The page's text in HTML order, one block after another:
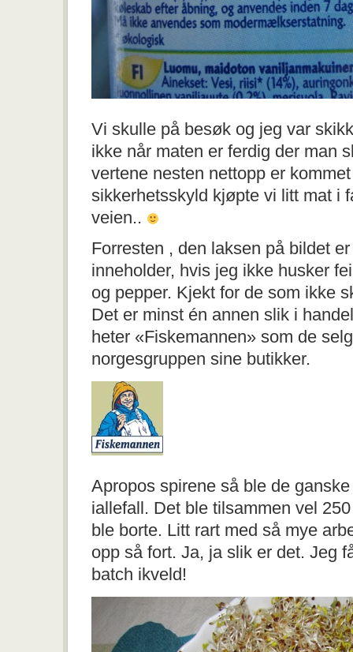
Vi skulle på besøk og jeg var
ikke når maten er ferdig der man
vertene nesten nettopp er
sikkerhetsskyld kjøpte vi litt mat i
veien..
Forresten , den laksen på bildet
inneholder, hvis jeg ikke husker
og pepper. Kjekt for de som ikke
Det er minst én annen slik i
heter «Fiskemannen» som de
norgesgruppen sine butikker.
Apropos spirene så ble de
iallefall. Det ble tilsammen vel
ble borte. Litt rart med så mye
opp så fort. Ja, ja slik er det. Jeg
batch ikveld!